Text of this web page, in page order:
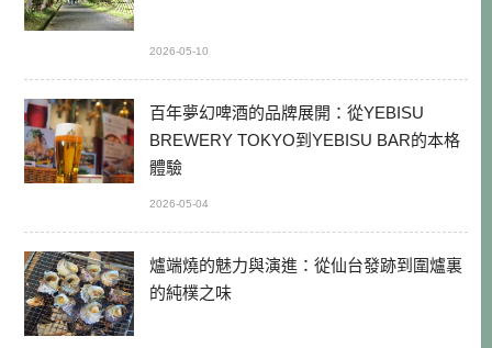
2026-05-10
百年夢幻啤酒的品牌展開：從YEBISU
BREWERY TOKYO到YEBISU BAR的本格
體驗
2026-05-04
爐端燒的魅力與演進：從仙台發跡到圍爐裏
的純樸之味